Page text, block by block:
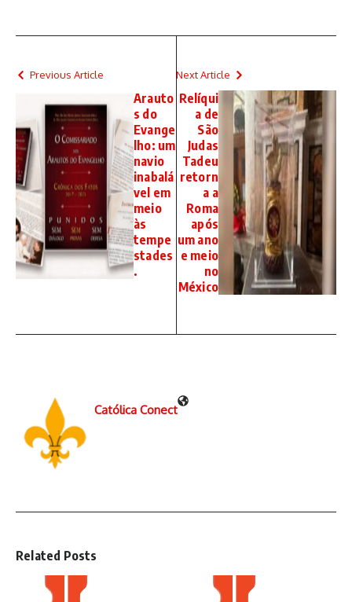
Previous Article
Arauto
s do
Evange
lho: um
navio
inabalá
vel em
meio
às
tempe
stades
.
Next Article
Relíqui
a de
São
Judas
Tadeu
retorn
a a
Roma
após
um ano
e meio
no
México
Católica Conect
Related Posts